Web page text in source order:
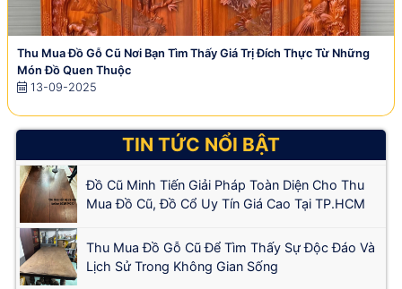
Thu Mua Đồ Gỗ Cũ Nơi Bạn Tìm Thấy Giá Trị Đích Thực Từ Những
Món Đồ Quen Thuộc
13-09-2025
TIN TỨC NỔI BẬT
Đồ Cũ Minh Tiến Giải Pháp Toàn Diện Cho Thu
Mua Đồ Cũ, Đồ Cổ Uy Tín Giá Cao Tại TP.HCM
Thu Mua Đồ Gỗ Cũ Để Tìm Thấy Sự Độc Đáo Và
Lịch Sử Trong Không Gian Sống